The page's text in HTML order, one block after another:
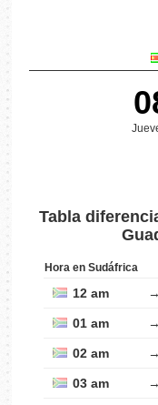
Tabla
Hora en Sudáfrica
12 am →
01 am →
02 am →
03 am →